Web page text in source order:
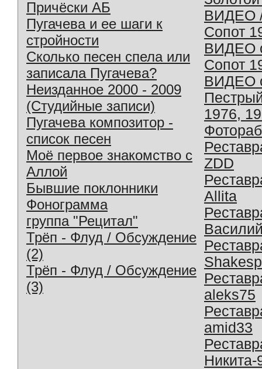
Причёски АБ
Пугачева и ее шаги к
стройности
Сколько песен спела или
записала Пугачева?
Неизданное 2000 - 2009
(Студийные записи)
Пугачева композитор -
список песен
Моё первое знакомство с
Аллой
Бывшие поклонники
Фонограмма
группа "Рецитал"
Трёп - Флуд / Обсуждение
(2)
Трёп - Флуд / Обсуждение
(3)
ВИДЕО
Сопот
ВИДЕО
Сопот
ВИДЕО
1976,
ZDD
Allita
aleks75
amid33
Никита-